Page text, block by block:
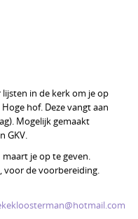
in de kerk om je op
hof. Deze vangt aan
Mogelijk gemaakt
GKV.
je op te geven.
voor de voorbereiding.